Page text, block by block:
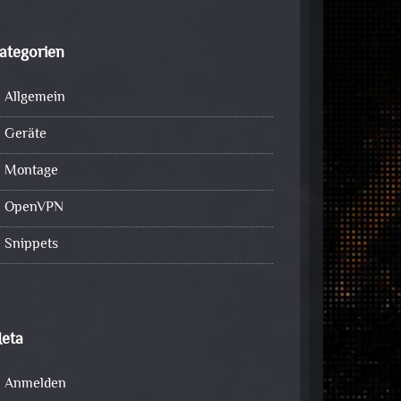
Allgemein
Geräte
Montage
OpenVPN
Snippets
Anmelden